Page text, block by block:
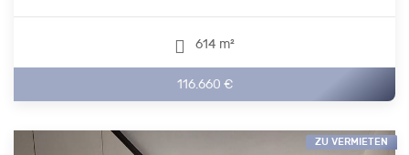
614 m²
116.660 €
ZU VERMIETEN